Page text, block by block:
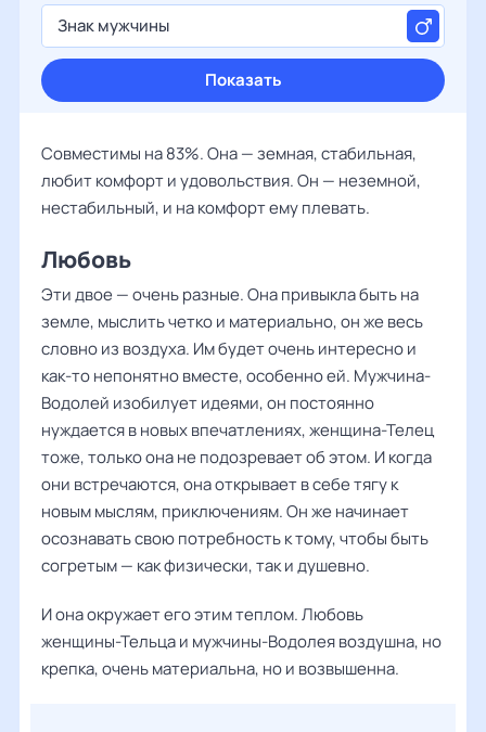
Знак мужчины
Показать
Совместимы на 83%. Она — земная, стабильная,
любит комфорт и удовольствия. Он — неземной,
нестабильный, и на комфорт ему плевать.
Любовь
Эти двое — очень разные. Она привыкла быть на
земле, мыслить четко и материально, он же весь
словно из воздуха. Им будет очень интересно и
как-то непонятно вместе, особенно ей. Мужчина-
Водолей изобилует идеями, он постоянно
нуждается в новых впечатлениях, женщина-Телец
тоже, только она не подозревает об этом. И когда
они встречаются, она открывает в себе тягу к
новым мыслям, приключениям. Он же начинает
осознавать свою потребность к тому, чтобы быть
согретым — как физически, так и душевно.
И она окружает его этим теплом. Любовь
женщины-Тельца и мужчины-Водолея воздушна, но
крепка, очень материальна, но и возвышенна.